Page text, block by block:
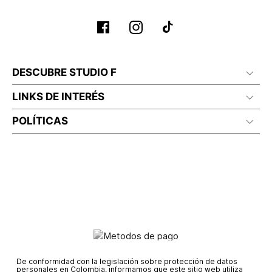
DESCUBRE STUDIO F
LINKS DE INTERÉS
POLÍTICAS
De conformidad con la legislación sobre protección de datos
personales en Colombia, informamos que este sitio web utiliza